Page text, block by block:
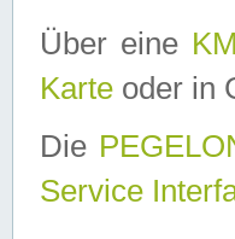
Über eine
Karte oder in
Die
Service